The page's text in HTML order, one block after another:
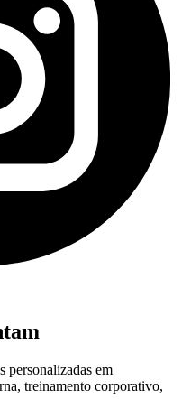
personalizadas em
treinamento corporativo,